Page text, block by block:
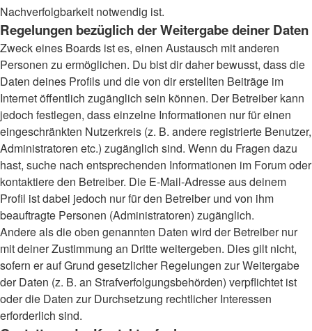
Nachverfolgbarkeit notwendig ist.
Regelungen bezüglich der Weitergabe deiner Daten
Zweck eines Boards ist es, einen Austausch mit anderen
Personen zu ermöglichen. Du bist dir daher bewusst, dass die
Daten deines Profils und die von dir erstellten Beiträge im
Internet öffentlich zugänglich sein können. Der Betreiber kann
jedoch festlegen, dass einzelne Informationen nur für einen
eingeschränkten Nutzerkreis (z. B. andere registrierte Benutzer,
Administratoren etc.) zugänglich sind. Wenn du Fragen dazu
hast, suche nach entsprechenden Informationen im Forum oder
kontaktiere den Betreiber. Die E-Mail-Adresse aus deinem
Profil ist dabei jedoch nur für den Betreiber und von ihm
beauftragte Personen (Administratoren) zugänglich.
Andere als die oben genannten Daten wird der Betreiber nur
mit deiner Zustimmung an Dritte weitergeben. Dies gilt nicht,
sofern er auf Grund gesetzlicher Regelungen zur Weitergabe
der Daten (z. B. an Strafverfolgungsbehörden) verpflichtet ist
oder die Daten zur Durchsetzung rechtlicher Interessen
erforderlich sind.